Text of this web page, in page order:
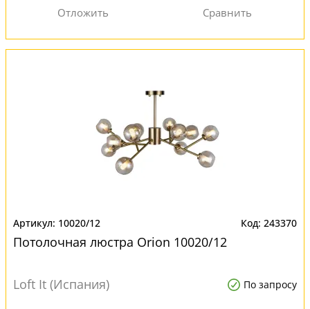
10020/12 243370
Потолочная люстра Orion 10020/12
Loft It (Испания) По запросу